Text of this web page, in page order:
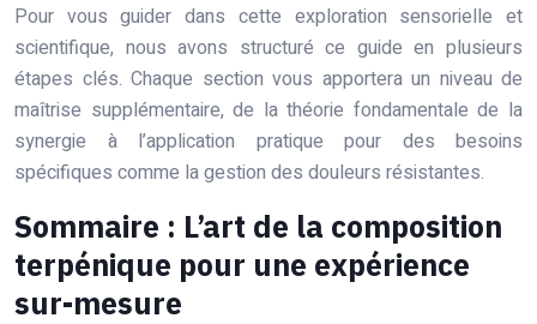
Pour vous guider dans cette exploration sensorielle et
scientifique, nous avons structuré ce guide en plusieurs
étapes clés. Chaque section vous apportera un niveau de
maîtrise supplémentaire, de la théorie fondamentale de la
synergie à l’application pratique pour des besoins
spécifiques comme la gestion des douleurs résistantes.
Sommaire : L’art de la composition
terpénique pour une expérience
sur-mesure